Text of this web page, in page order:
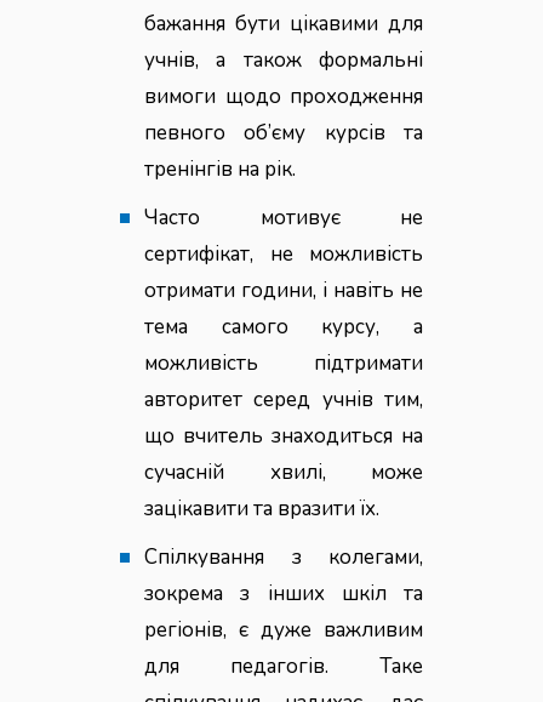
бажання бути цікавими для
учнів, а також формальні
вимоги щодо проходження
певного об’єму курсів та
тренінгів на рік.
Часто мотивує не
сертифікат, не можливість
отримати години, і навіть не
тема самого курсу, а
можливість підтримати
авторитет серед учнів тим,
що вчитель знаходиться на
сучасній хвилі, може
зацікавити та вразити їх.
Спілкування з колегами,
зокрема з інших шкіл та
регіонів, є дуже важливим
для педагогів. Таке